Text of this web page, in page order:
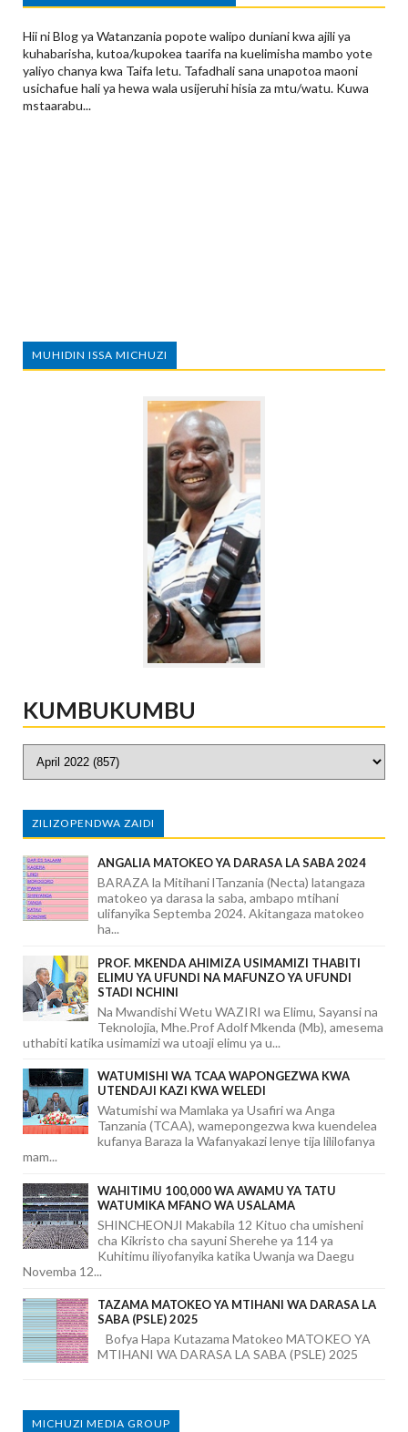
Hii ni Blog ya Watanzania popote walipo duniani kwa ajili ya
kuhabarisha, kutoa/kupokea taarifa na kuelimisha mambo yote
yaliyo chanya kwa Taifa letu. Tafadhali sana unapotoa maoni
usichafue hali ya hewa wala usijeruhi hisia za mtu/watu. Kuwa
mstaarabu...
MUHIDIN ISSA MICHUZI
KUMBUKUMBU
ZILIZOPENDWA ZAIDI
ANGALIA MATOKEO YA DARASA LA SABA 2024
BARAZA la Mitihani lTanzania (Necta) latangaza
matokeo ya darasa la saba, ambapo mtihani
ulifanyika Septemba 2024. Akitangaza matokeo
ha...
PROF. MKENDA AHIMIZA USIMAMIZI THABITI
ELIMU YA UFUNDI NA MAFUNZO YA UFUNDI
STADI NCHINI
Na Mwandishi Wetu WAZIRI wa Elimu, Sayansi na
Teknolojia, Mhe.Prof Adolf Mkenda (Mb), amesema
uthabiti katika usimamizi wa utoaji elimu ya u...
WATUMISHI WA TCAA WAPONGEZWA KWA
UTENDAJI KAZI KWA WELEDI
Watumishi wa Mamlaka ya Usafiri wa Anga
Tanzania (TCAA), wamepongezwa kwa kuendelea
kufanya Baraza la Wafanyakazi lenye tija lililofanya
mam...
WAHITIMU 100,000 WA AWAMU YA TATU
WATUMIKA MFANO WA USALAMA
SHINCHEONJI Makabila 12 Kituo cha umisheni
cha Kikristo cha sayuni Sherehe ya 114 ya
Kuhitimu iliyofanyika katika Uwanja wa Daegu
Novemba 12...
TAZAMA MATOKEO YA MTIHANI WA DARASA LA
SABA (PSLE) 2025
Bofya Hapa Kutazama Matokeo MATOKEO YA
MTIHANI WA DARASA LA SABA (PSLE) 2025
MICHUZI MEDIA GROUP